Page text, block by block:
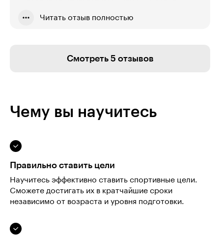
моменты и насыщенную беседу после
Негативных моментов при прохождении курса
Читать отзыв полностью
Смотреть 5 отзывов
Чему вы научитесь
Правильно ставить цели
Научитесь эффективно ставить спортивные цели.
Сможете достигать их в кратчайшие сроки
независимо от возраста и уровня подготовки.